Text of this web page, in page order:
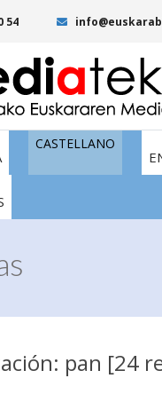
54
CASTELLANO
pan [24